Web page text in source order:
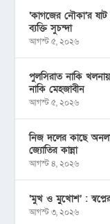
‘কাগজের নৌকা’র
ব্যক্তি সুচন্দা
আগস্ট ৫, ২০২৬
পুলসিরাত নাকি
নাকি মেহজাবীন
আগস্ট ৫, ২০২৬
নিজ দলের কাছে
জ্যোতির কান্না
আগস্ট ৪, ২০২৬
‘মুখ ও মু্খোশ’ :
আগস্ট ৩, ২০২৬